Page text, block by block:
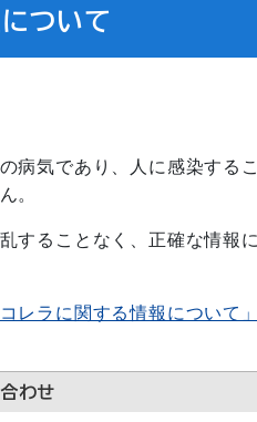
ついて
病気であり、人に感染する
。
することなく、正確な情報
コレラに関する情報について」
わせ